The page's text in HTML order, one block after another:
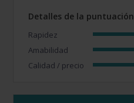
Detalles de la puntuación
Rapidez
Amabilidad
Calidad / precio